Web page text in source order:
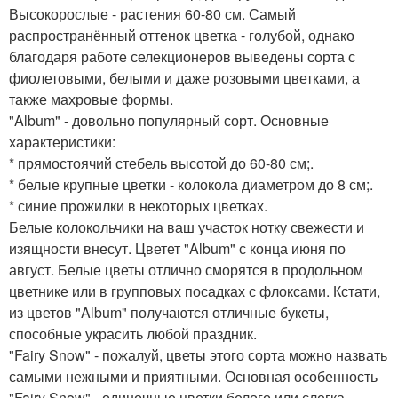
Высокорослые - растения 60-80 см. Самый
распространённый оттенок цветка - голубой, однако
благодаря работе селекционеров выведены сорта с
фиолетовыми, белыми и даже розовыми цветками, а
также махровые формы.
"Album" - довольно популярный сорт. Основные
характеристики:
* прямостоячий стебель высотой до 60-80 см;.
* белые крупные цветки - колокола диаметром до 8 см;.
* синие прожилки в некоторых цветках.
Белые колокольчики на ваш участок нотку свежести и
изящности внесут. Цветет "Album" с конца июня по
август. Белые цветы отлично сморятся в продольном
цветнике или в групповых посадках с флоксами. Кстати,
из цветов "Album" получаются отличные букеты,
способные украсить любой праздник.
"Fairy Snow" - пожалуй, цветы этого сорта можно назвать
самыми нежными и приятными. Основная особенность